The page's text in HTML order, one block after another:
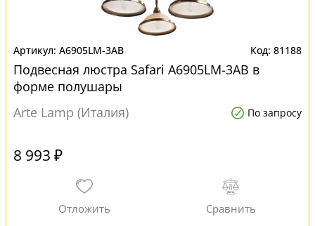
A6905LM-3AB 81188
Подвесная люстра Safari A6905LM-3AB в
форме полушары
Arte Lamp (Италия)
По запросу
8 993 ₽